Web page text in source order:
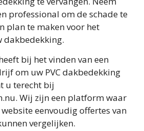
professional om de schade te
plan te maken voor het
dakbedekking.
bij het vinden van een
om uw PVC dakbedekking
u terecht bij
Wij zijn een platform waar
eenvoudig offertes van
vergelijken.